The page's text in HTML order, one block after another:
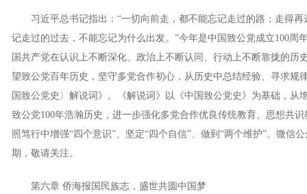
习近平总书记指出：“一切向前走，都不能忘记走过的路；走得再
记走过的过去，不能忘记为什么出发。”今年是中国致公党成立100周
国共产党在认识上不断深化、政治上不断认同、行动上不断靠拢的历
望致公党百年历史，坚守多党合作初心，从历史中总结经验、寻求规
国致公党史〉解说词》。《解说词》以《中国致公党史》为基础，从
致公党100年浩瀚历史，进一步强化多党合作优良传统教育、思想共
照笃行中增强“四个意识”、坚定“四个自信”、做到“两个维护”。微信
期，敬请关注。
第六章 侨海报国民族志，盛世共圆中国梦